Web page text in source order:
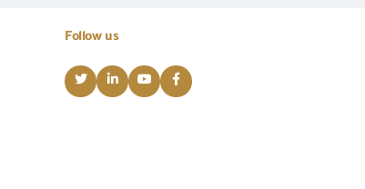
Follow us